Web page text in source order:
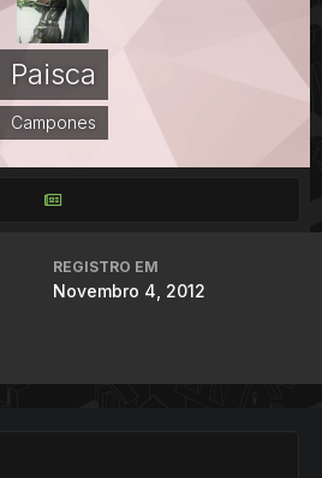
Paisca
Campones
REGISTRO EM
Novembro 4, 2012